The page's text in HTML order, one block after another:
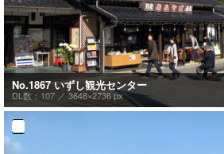
No.1867 いずし観光センター
DL数：107 ／3648×2736 px